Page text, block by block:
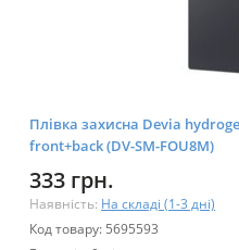
Плівка захисна Devia
front+back (DV-SM-FOU8M)
333 грн.
Наявність: На складі (1-3 дні)
Код товару: 5695593